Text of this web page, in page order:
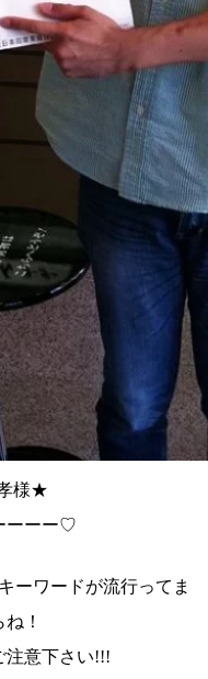
様★
ーーー♡
ーワードが流行ってま
！
注意下さい!!!